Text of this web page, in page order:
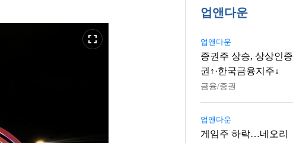
fullscreen
업앤다운
업앤다운
증권주 상승, 상상인증
권↑·한국금융지주↓
금융/증권
업앤다운
게임주 하락…네오리